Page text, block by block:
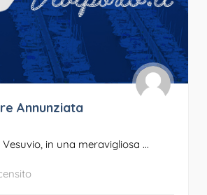
Annunziata
in una meravigliosa ...